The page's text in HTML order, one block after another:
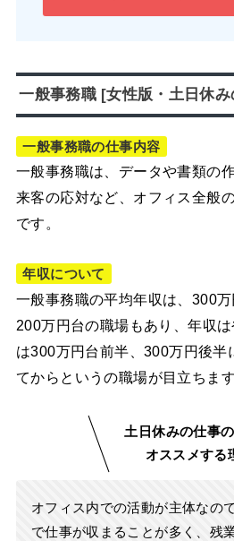
一般事務職 [女性版・土日休
一般事務職の仕事内容
一般事務職は、データや書類の
来客の応対など、オフィス全般
です。
年収について
一般事務職の平均年収は、300
200万円台の職場もあり、年収
は300万円台前半、300万円後半
てからというの職場が目立ちます
土日休みの仕事
オススメする
オフィス内での活動が主体なの
で仕事が収まることが多く、残